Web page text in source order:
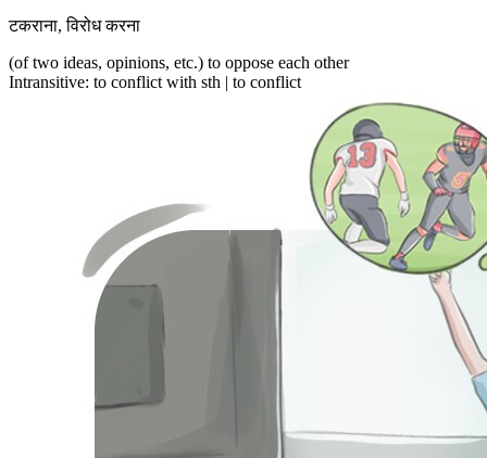
टकराना,विरोध करना
(of two ideas, opinions, etc.) to oppose each other
Intransitive: to conflict with sth | to conflict